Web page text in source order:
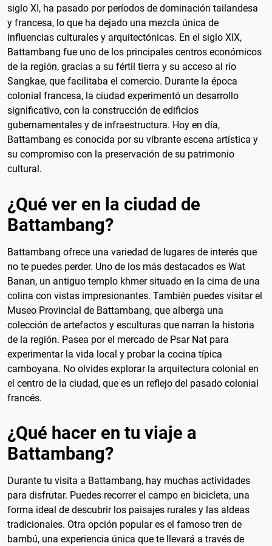
siglo XI, ha pasado por períodos de dominación tailandesa
y francesa, lo que ha dejado una mezcla única de
influencias culturales y arquitectónicas. En el siglo XIX,
Battambang fue uno de los principales centros económicos
de la región, gracias a su fértil tierra y su acceso al río
Sangkae, que facilitaba el comercio. Durante la época
colonial francesa, la ciudad experimentó un desarrollo
significativo, con la construcción de edificios
gubernamentales y de infraestructura. Hoy en día,
Battambang es conocida por su vibrante escena artística y
su compromiso con la preservación de su patrimonio
cultural.
¿Qué ver en la ciudad de
Battambang?
Battambang ofrece una variedad de lugares de interés que
no te puedes perder. Uno de los más destacados es Wat
Banan, un antiguo templo khmer situado en la cima de una
colina con vistas impresionantes. También puedes visitar el
Museo Provincial de Battambang, que alberga una
colección de artefactos y esculturas que narran la historia
de la región. Pasea por el mercado de Psar Nat para
experimentar la vida local y probar la cocina típica
camboyana. No olvides explorar la arquitectura colonial en
el centro de la ciudad, que es un reflejo del pasado colonial
francés.
¿Qué hacer en tu viaje a
Battambang?
Durante tu visita a Battambang, hay muchas actividades
para disfrutar. Puedes recorrer el campo en bicicleta, una
forma ideal de descubrir los paisajes rurales y las aldeas
tradicionales. Otra opción popular es el famoso tren de
bambú, una experiencia única que te llevará a través de